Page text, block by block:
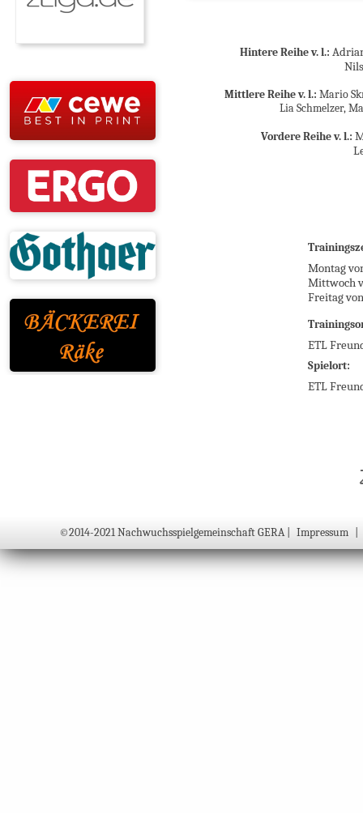
Hintere Reihe v. l.:
Mittlere Reihe v. l.: Mario
Lia Schmelzer,
Vordere Reihe v. l.:
Montag
Mittwoch
Freitag
ETL
Spielort:
ETL
©2014-2021 Nachwuchsspielgemeinschaft GERA | Impressum